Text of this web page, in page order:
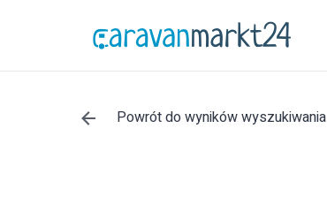
Powrót do wyników wyszukiwania